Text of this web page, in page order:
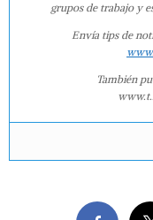
grupos de trabajo y
Envía tips de
También